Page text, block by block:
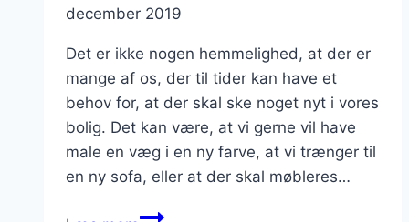
december 2019
Det er ikke nogen hemmelighed, at der er
mange af os, der til tider kan have et
behov for, at der skal ske noget nyt i vores
bolig. Det kan være, at vi gerne vil have
male en væg i en ny farve, at vi trænger til
en ny sofa, eller at der skal møbleres…
Skal